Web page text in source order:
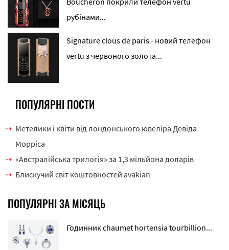
рубінами...
Signature clous de paris - новий телефон
vertu з червоного золота...
ПОПУЛЯРНІ ПОСТИ
Метелики і квіти від лондонського ювеліра Девіда
Морріса
«Австралійська трилогія» за 1,3 мільйона доларів
Блискучий світ коштовностей avakian
ПОПУЛЯРНІ ЗА МІСЯЦЬ
Годинник chaumet hortensia tourbillion...